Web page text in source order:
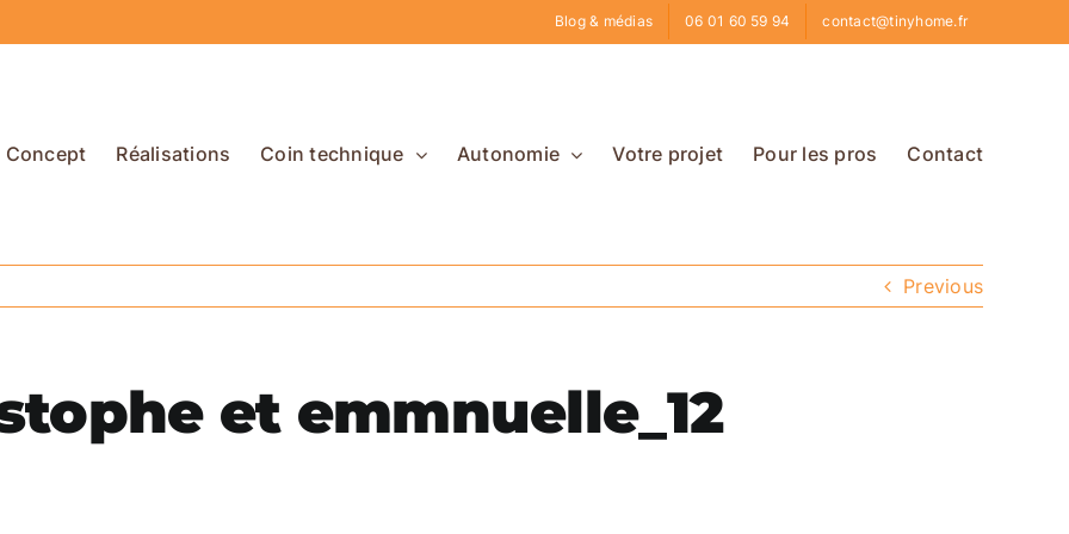
Blog & médias 06 01 60 59 94 contact@tinyhome.fr
Concept Réalisations Coin technique Autonomie Votre projet Pour les pros Contact
Previous
et emmnuelle_12